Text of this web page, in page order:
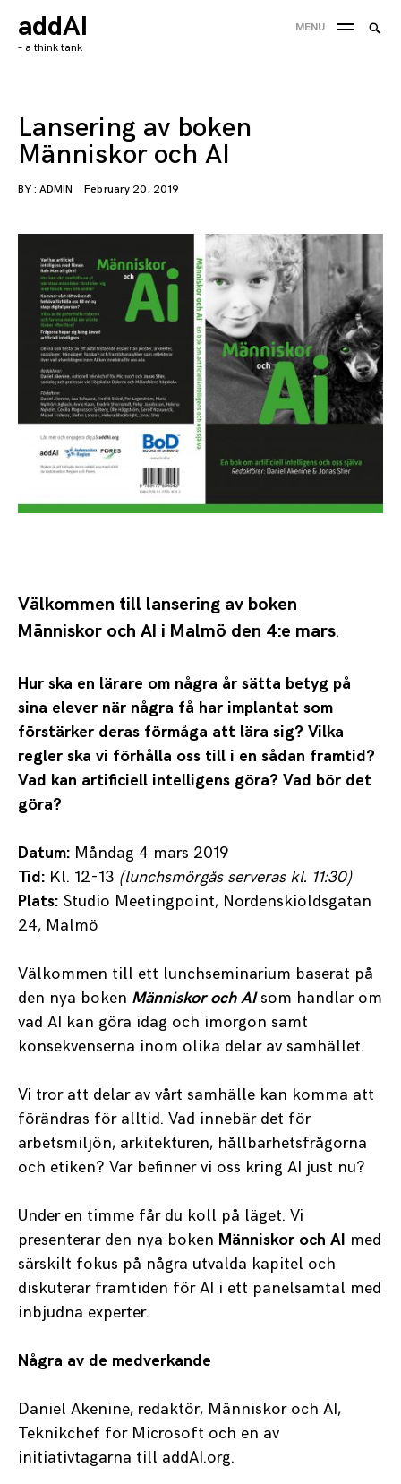
Skip
to
addAI
– a think tank
MENU
Lansering av boken
Människor och AI
BY : ADMIN February 20, 2019
Välkommen till lansering av boken
Människor och AI i Malmö den 4:e mars.
Hur ska en lärare om några år sätta betyg på
sina elever när några få har implantat som
förstärker deras förmåga att lära sig? Vilka
regler ska vi förhålla oss till i en sådan framtid?
Vad kan artificiell intelligens göra? Vad bör det
göra?
Datum: Måndag 4 mars 2019
Tid: Kl. 12-13 (lunchsmörgås serveras kl. 11:30)
Plats: Studio Meetingpoint, Nordenskiöldsgatan
24, Malmö
Välkommen till ett lunchseminarium baserat på
den nya boken Människor och AIsom handlar om
vad AI kan göra idag och imorgon samt
konsekvenserna inom olika delar av samhället.
Vi tror att delar av vårt samhälle kan komma att
förändras för alltid. Vad innebär det för
arbetsmiljön, arkitekturen, hållbarhetsfrågorna
och etiken? Var befinner vi oss kring AI just nu?
Under en timme får du koll på läget. Vi
presenterar den nya boken Människor och AI med
särskilt fokus på några utvalda kapitel och
diskuterar framtiden för AI i ett panelsamtal med
inbjudna experter.
Några av de medverkande
Daniel Akenine, redaktör, Människor och AI,
Teknikchef för Microsoft och en av
initiativtagarna till addAI.org.